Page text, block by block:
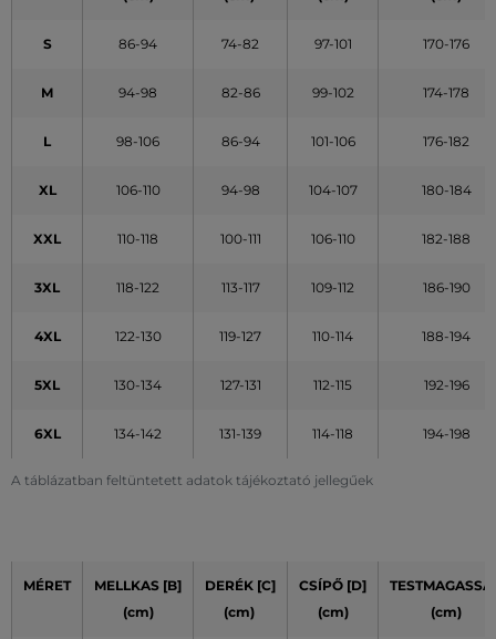
A táblázatban feltüntetett adatok tájékoztató jellegűek
S 86-94 74-82 97-101 170-176
M 94-98 82-86 99-102 174-178
L 98-106 86-94 101-106 176-182
XL 106-110 94-98 104-107 180-184
XXL 110-118 100-111 106-110 182-188
3XL 118-122 113-117 109-112 186-190
4XL 122-130 119-127 110-114 188-194
5XL 130-134 127-131 112-115 192-196
6XL 134-142 131-139 114-118 194-198
MÉRET
MELLKAS [B]
(cm)
DERÉK [C]
(cm)
CSÍPŐ [D]
(cm)
(cm)